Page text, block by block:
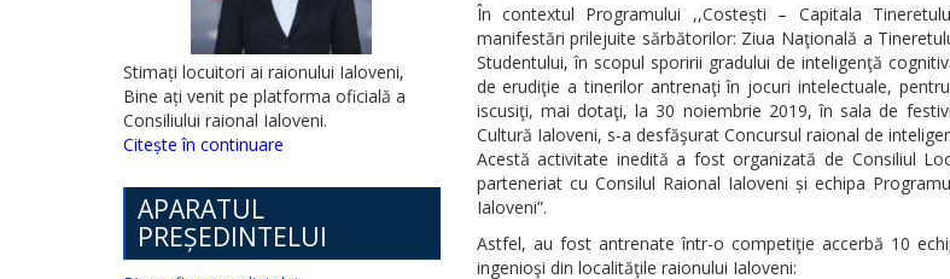
Stimați locuitori ai raionului Ialoveni,
Bine ați venit pe platforma oficială a
Consiliului raional Ialoveni.
Citește în continuare
APARATUL
PREȘEDINTELUI
În contextul Programului ,,Costești – Capitala
manifestări prilejuite sărbătorilor: Ziua Naţională a
Studentului, în scopul sporirii gradului de inteligenţă
de erudiţie a tinerilor antrenaţi în jocuri intelectuale,
iscusiţi, mai dotaţi, la 30 noiembrie 2019, în sala de
Cultură Ialoveni, s-a desfăşurat Concursul raional de
Acestă activitate inedită a fost organizată de Consiliul
parteneriat cu Consilul Raional Ialoveni și echipa
Ialoveni”.
Astfel, au fost antrenate într-o competiţie accerbă 10
ingenioşi din localităţile raionului Ialoveni: